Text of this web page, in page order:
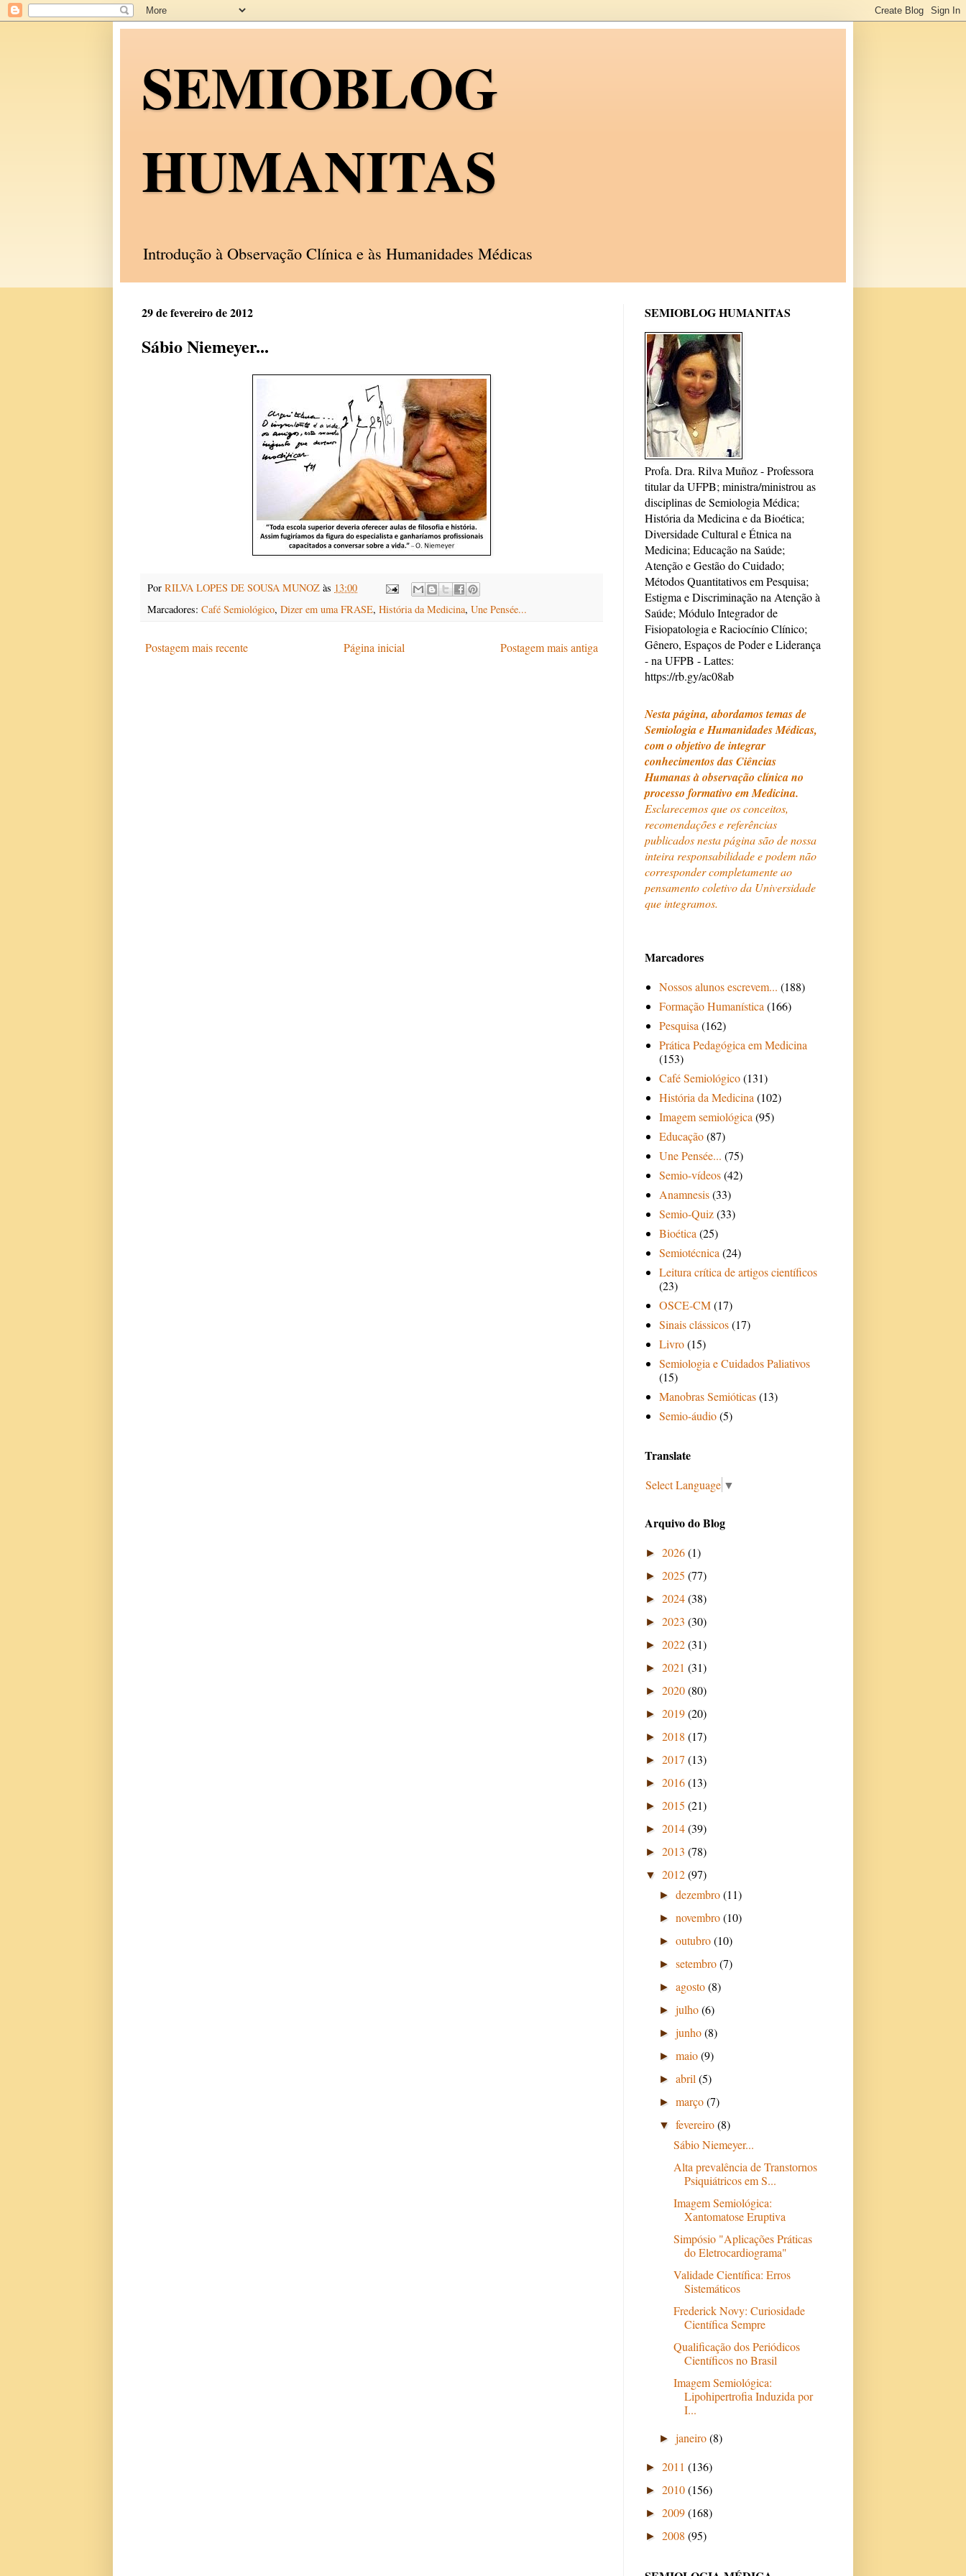
SEMIOBLOG
HUMANITAS
Introdução à Observação Clínica e às Humanidades Médicas
29 de fevereiro de 2012
Sábio Niemeyer...
Por RILVA LOPES DE SOUSA MUNOZ às 13:00
Marcadores: Café Semiológico, Dizer em uma FRASE, História da Medicina, Une Pensée...
Postagem mais recente Postagem mais antiga
Página inicial
SEMIOBLOG HUMANITAS
Profa. Dra. Rilva Muñoz - Professora
titular da UFPB; ministra/ministrou as
disciplinas de Semiologia Médica;
História da Medicina e da Bioética;
Diversidade Cultural e Étnica na
Medicina; Educação na Saúde;
Atenção e Gestão do Cuidado;
Métodos Quantitativos em Pesquisa;
Estigma e Discriminação na Atenção à
Saúde; Módulo Integrador de
Fisiopatologia e Raciocínio Clínico;
Gênero, Espaços de Poder e Liderança
- na UFPB - Lattes:
https://rb.gy/ac08ab
Nesta página, abordamos temas de
Semiologia e Humanidades Médicas,
com o objetivo de integrar
conhecimentos das Ciências
Humanas à observação clínica no
processo formativo em Medicina.
Esclarecemos que os conceitos,
recomendações e referências
publicados nesta página são de nossa
inteira responsabilidade e podem não
corresponder completamente ao
pensamento coletivo da Universidade
que integramos.
Marcadores
Nossos alunos escrevem... (188)
Formação Humanística (166)
Pesquisa (162)
Prática Pedagógica em Medicina
(153)
Café Semiológico(131)
História da Medicina (102)
Imagem semiológica (95)
Educação(87)
Une Pensée... (75)
Semio-vídeos(42)
Anamnesis(33)
Semio-Quiz(33)
Bioética (25)
Semiotécnica (24)
Leitura crítica de artigos científicos
(23)
OSCE-CM(17)
Sinais clássicos(17)
Livro(15)
Semiologia e Cuidados Paliativos
(15)
Manobras Semióticas(13)
Semio-áudio(5)
Translate
Select Language ▼
Arquivo do Blog
► 2026(1)
► 2025 (77)
► 2024(38)
► 2023 (30)
► 2022(31)
► 2021 (31)
► 2020(80)
► 2019(20)
► 2018 (17)
► 2017 (13)
► 2016(13)
► 2015 (21)
► 2014(39)
► 2013 (78)
▼ 2012(97)
►dezembro(11)
►novembro(10)
►outubro(10)
►setembro(7)
►agosto(8)
►julho(6)
►junho(8)
►maio(9)
►abril(5)
►março(7)
▼fevereiro(8)
Sábio Niemeyer...
Alta prevalência de Transtornos
Psiquiátricos em S...
Imagem Semiológica:
Xantomatose Eruptiva
Simpósio "Aplicações Práticas
do Eletrocardiograma"
Validade Científica: Erros
Sistemáticos
Frederick Novy: Curiosidade
Científica Sempre
Qualificação dos Periódicos
Científicos no Brasil
Imagem Semiológica:
Lipohipertrofia Induzida por
I...
►janeiro(8)
► 2011 (136)
► 2010(156)
► 2009(168)
► 2008 (95)